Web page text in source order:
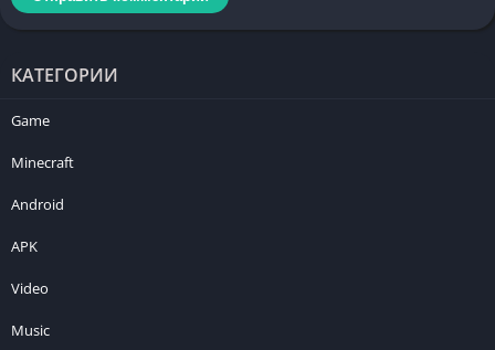
КАТЕГОРИИ
Game
Minecraft
Android
APK
Video
Music